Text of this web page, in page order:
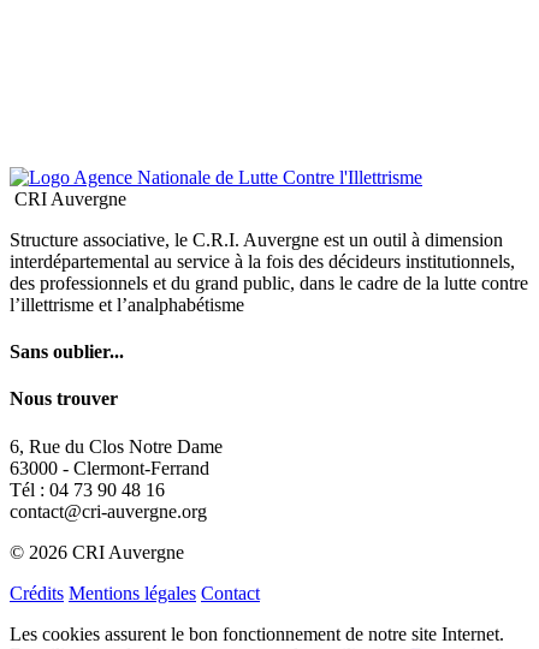
des professionnels et du grand public, dans le cadre de la lutte contre
l’illettrisme et l’analphabétisme
Sans oublier...
Nous trouver
63000 - Clermont-Ferrand
contact@cri-auvergne.org
© 2026 CRI Auvergne
Crédits Mentions légales
Les cookies assurent le bon fonctionnement de notre site Internet.
En utilisant ce dernier, vous acceptez leur utilisation.
OK